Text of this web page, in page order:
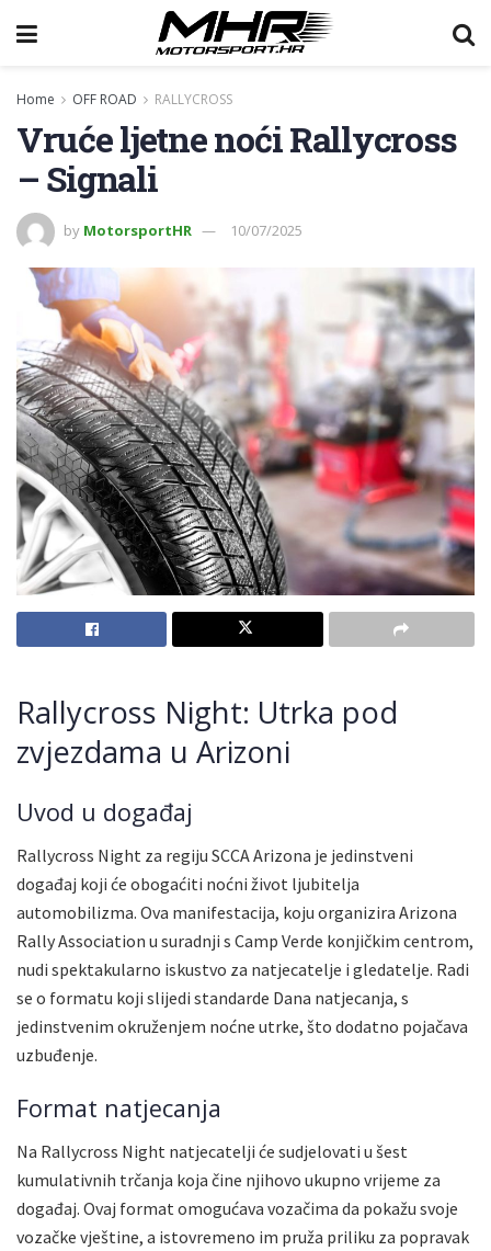
Home OFF ROAD RALLYCROSS
Vruće ljetne noći Rallycross
– Signali
by MotorsportHR 10/07/2025
Rallycross Night: Utrka pod
zvjezdama u Arizoni
Uvod u događaj
Rallycross Night za regiju SCCA Arizona je jedinstveni
događaj koji će obogaćiti noćni život ljubitelja
automobilizma. Ova manifestacija, koju organizira Arizona
Rally Association u suradnji s Camp Verde konjičkim centrom,
nudi spektakularno iskustvo za natjecatelje i gledatelje. Radi
se o formatu koji slijedi standarde Dana natjecanja, s
jedinstvenim okruženjem noćne utrke, što dodatno pojačava
uzbuđenje.
Format natjecanja
Na Rallycross Night natjecatelji će sudjelovati u šest
kumulativnih trčanja koja čine njihovo ukupno vrijeme za
događaj. Ovaj format omogućava vozačima da pokažu svoje
vozačke vještine, a istovremeno im pruža priliku za popravak